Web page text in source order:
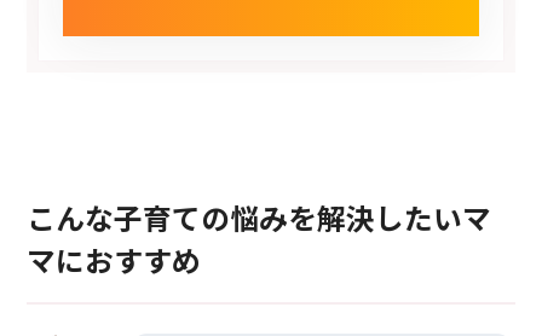
こんな子育ての悩みを解決したいマ
マにおすすめ